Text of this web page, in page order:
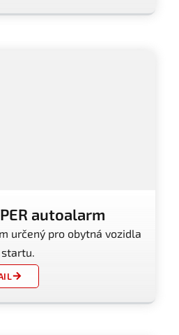
autoalarm
určený pro obytná vozidla